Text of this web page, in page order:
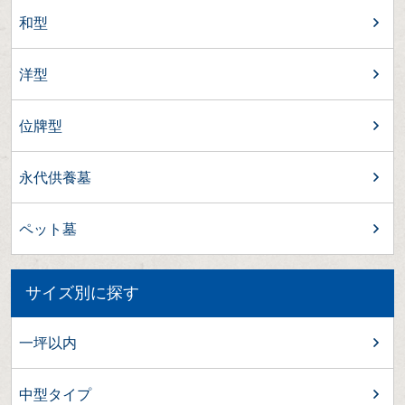
和型
洋型
位牌型
永代供養墓
ペット墓
サイズ別に探す
一坪以内
中型タイプ